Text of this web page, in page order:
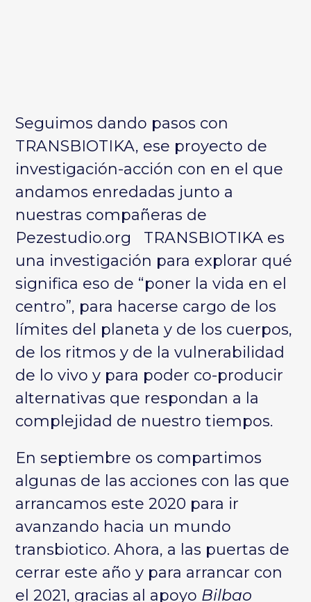
Seguimos dando pasos con
TRANSBIOTIKA, ese proyecto de
investigación-acción con en el que
andamos enredadas junto a
nuestras compañeras de
Pezestudio.org TRANSBIOTIKA es
una investigación para explorar qué
significa eso de “poner la vida en el
centro”, para hacerse cargo de los
límites del planeta y de los cuerpos,
de los ritmos y de la vulnerabilidad
de lo vivo y para poder co-producir
alternativas que respondan a la
complejidad de nuestro tiempos.
En septiembre os compartimos
algunas de las acciones con las que
arrancamos este 2020 para ir
avanzando hacia un mundo
transbiotico. Ahora, a las puertas de
cerrar este año y para arrancar con
el 2021, gracias al apoyo Bilbao